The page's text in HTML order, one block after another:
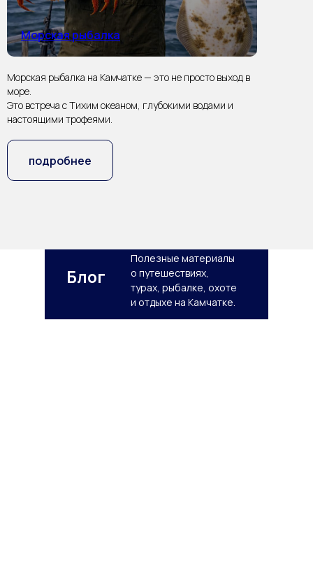
Морская рыбалка
Морская рыбалка на Камчатке — это не просто выход в
море.
Это встреча с Тихим океаном, глубокими водами и
настоящими трофеями.
подробнее
Блог
Полезные материалы
о путешествиях,
турах, рыбалке, охоте
и отдыхе на Камчатке.